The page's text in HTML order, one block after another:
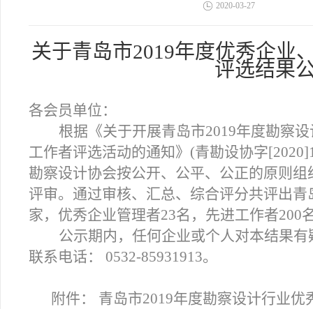
2020-03-27
关于青岛市2019年度优秀企业
评选结果
各会员单位：
根据《关于开展青岛市2019年度勘察
工作者评选活动的通知》(青勘设协字
勘察设计协会按公开、公平、公正的原则
评审。通过审核、汇总、综合评分共评出
家，优秀企业管理者23名，先进工作者200
公示期内，任何企业或个人对本结果
联系电话： 0532-85931913。
附件： 青岛市2019年度勘察设计行业